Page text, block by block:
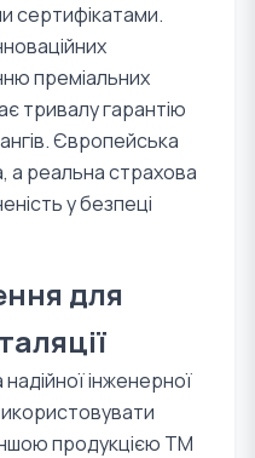
сертифікатами.
преміальних
тривалу гарантію
Європейська
а реальна страхова
у безпеці
для
інженерної
продукцією TM